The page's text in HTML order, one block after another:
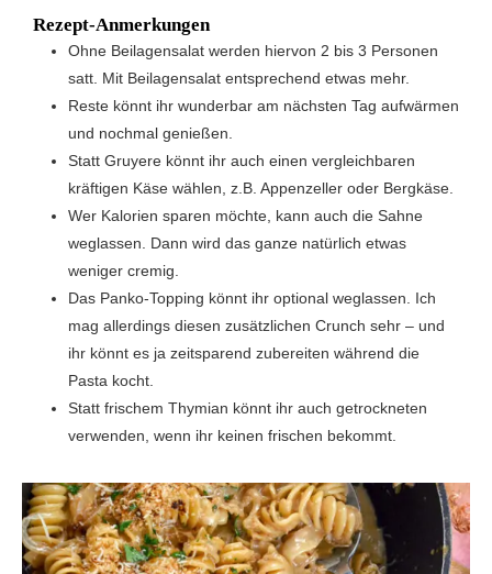
Rezept-Anmerkungen
Ohne Beilagensalat werden hiervon 2 bis 3 Personen
satt. Mit Beilagensalat entsprechend etwas mehr.
Reste könnt ihr wunderbar am nächsten Tag aufwärmen
und nochmal genießen.
Statt Gruyere könnt ihr auch einen vergleichbaren
kräftigen Käse wählen, z.B. Appenzeller oder Bergkäse.
Wer Kalorien sparen möchte, kann auch die Sahne
weglassen. Dann wird das ganze natürlich etwas
weniger cremig.
Das Panko-Topping könnt ihr optional weglassen. Ich
mag allerdings diesen zusätzlichen Crunch sehr – und
ihr könnt es ja zeitsparend zubereiten während die
Pasta kocht.
Statt frischem Thymian könnt ihr auch getrockneten
verwenden, wenn ihr keinen frischen bekommt.